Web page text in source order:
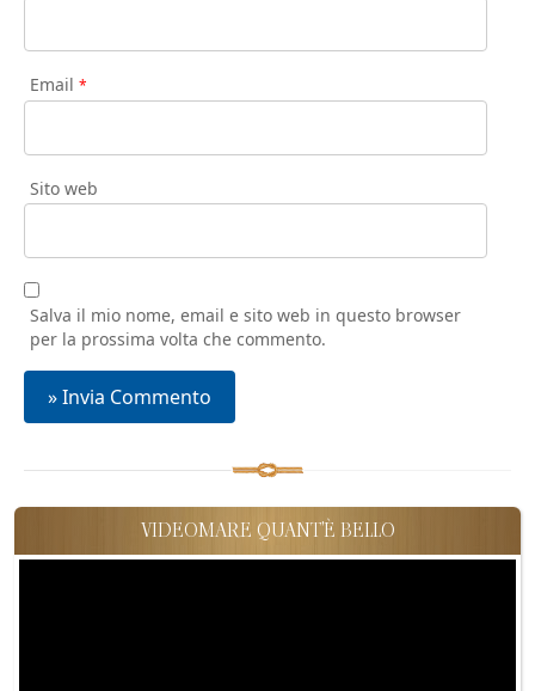
Email *
Sito web
Salva il mio nome, email e sito web in questo browser
per la prossima volta che commento.
VIDEOMARE QUANT'È BELLO